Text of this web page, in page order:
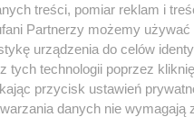
treści, pomiar reklam i
Partnerzy możemy
urządzenia do celów
tych technologii poprzez
przycisk ustawień
danych nie